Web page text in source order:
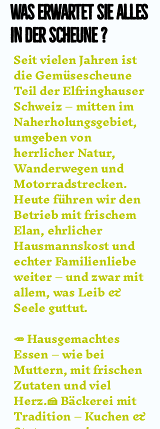
Was erwartet Sie alles
in der Scheune ?
Seit vielen Jahren ist
die Gemüsescheune
Teil der Elfringhauser
Schweiz – mitten im
Naherholungsgebiet,
umgeben von
herrlicher Natur,
Wanderwegen und
Motorradstrecken.
Heute führen wir den
Betrieb mit frischem
Elan, ehrlicher
Hausmannskost und
echter Familienliebe
weiter – und zwar mit
allem, was Leib &
Seele guttut.
🥕 Hausgemachtes
Essen – wie bei
Muttern, mit frischen
Zutaten und viel
Herz.🍰 Bäckerei mit
Tradition – Kuchen &